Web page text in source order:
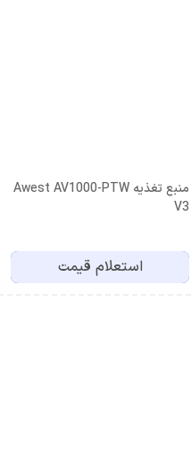
منبع تغذیه Awest AV1000-PTW
V3
استعلام قیمت